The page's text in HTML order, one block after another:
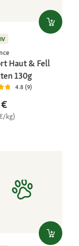
Haut & Fell
130g
4.8 (9)
kg)